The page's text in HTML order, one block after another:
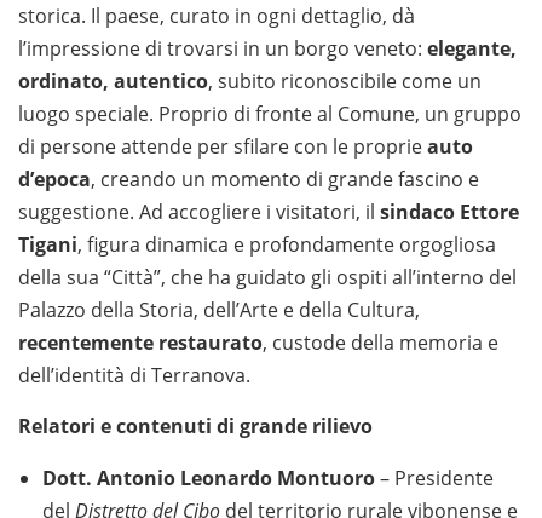
storica. Il paese, curato in ogni dettaglio, dà
l’impressione di trovarsi in un borgo veneto: elegante,
ordinato, autentico, subito riconoscibile come un
luogo speciale. Proprio di fronte al Comune, un gruppo
di persone attende per sfilare con le proprieauto
d’epoca, creando un momento di grande fascino e
suggestione. Ad accogliere i visitatori, il sindaco Ettore
Tigani, figura dinamica e profondamente orgogliosa
della sua “Città”, che ha guidato gli ospiti all’interno del
Palazzo della Storia, dell’Arte e della Cultura,
recentemente restaurato, custode della memoria e
dell’identità di Terranova.
Relatori e contenuti di grande rilievo
Dott. Antonio Leonardo Montuoro– Presidente
del Distretto del Cibo del territorio rurale vibonense e